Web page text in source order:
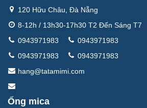
120 Hữu Châu, Đà Nẵng
8-12h / 13h30-17h30 T2 Đến Sáng T7
0943971983
0943971983
0943971983
0943971983
hang@tatamimi.com
Ống mica